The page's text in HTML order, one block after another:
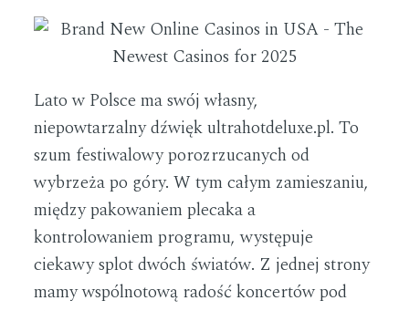
Lato w Polsce ma swój własny,
niepowtarzalny dźwiękultrahotdeluxe.pl. To
szum festiwalowy porozrzucanych od
wybrzeża po góry. W tym całym zamieszaniu,
między pakowaniem plecaka a
kontrolowaniem programu, występuje
ciekawy splot dwóch światów. Z jednej strony
mamy wspólnotową radość koncertów pod